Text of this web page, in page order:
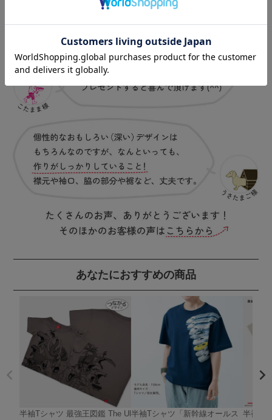
あなたにおすすめの商品
半袖Tシャツ 最強王図鑑 The Ul 半袖Tシャツ「新幹線オールス 半袖T